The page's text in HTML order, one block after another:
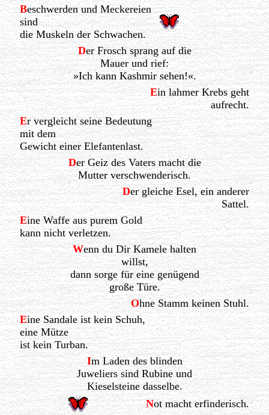
Beschwerden und Meckereien
sind
die Muskeln der Schwachen.
Der Frosch sprang auf die
Mauer und rief:
»Ich kann Kashmir sehen!«.
Ein lahmer Krebs geht
aufrecht.
Er vergleicht seine Bedeutung
mit dem
Gewicht einer Elefantenlast.
Der Geiz des Vaters macht die
Mutter verschwenderisch.
Der gleiche Esel, ein anderer
Sattel.
Eine Waffe aus purem Gold
kann nicht verletzen.
Wenn du Dir Kamele halten
willst,
dann sorge für eine genügend
große Türe.
Ohne Stamm keinen Stuhl.
Eine Sandale ist kein Schuh,
eine Mütze
ist kein Turban.
Im Laden des blinden
Juweliers sind Rubine und
Kieselsteine dasselbe.
Not macht erfinderisch.